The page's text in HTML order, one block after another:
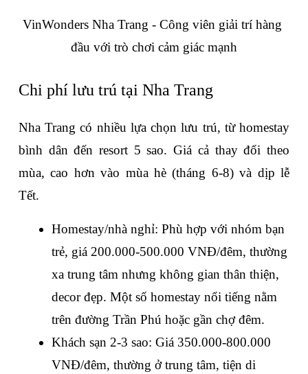
VinWonders Nha Trang - Công viên giải trí hàng
đầu với trò chơi cảm giác mạnh
Chi phí lưu trú tại Nha Trang
Nha Trang có nhiều lựa chọn lưu trú, từ homestay
bình dân đến resort 5 sao. Giá cả thay đổi theo
mùa, cao hơn vào mùa hè (tháng 6-8) và dịp lễ
Tết.
Homestay/nhà nghỉ: Phù hợp với nhóm bạn
trẻ, giá 200.000-500.000 VNĐ/đêm, thường
xa trung tâm nhưng không gian thân thiện,
decor đẹp. Một số homestay nổi tiếng nằm
trên đường Trần Phú hoặc gần chợ đêm.
Khách sạn 2-3 sao: Giá 350.000-800.000
VNĐ/đêm, thường ở trung tâm, tiện di